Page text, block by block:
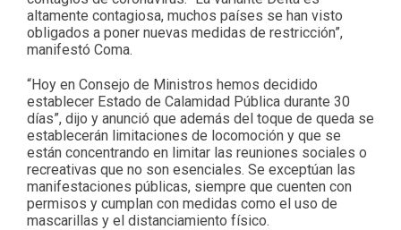
altamente contagiosa, muchos países se han visto
obligados a poner nuevas medidas de restricción”,
manifestó Coma.
“Hoy en Consejo de Ministros hemos decidido
establecer Estado de Calamidad Pública durante 30
días”, dijo y anunció que además del toque de queda se
establecerán limitaciones de locomoción y que se
están concentrando en limitar las reuniones sociales o
recreativas que no son esenciales. Se exceptúan las
manifestaciones públicas, siempre que cuenten con
permisos y cumplan con medidas como el uso de
mascarillas y el distanciamiento físico.